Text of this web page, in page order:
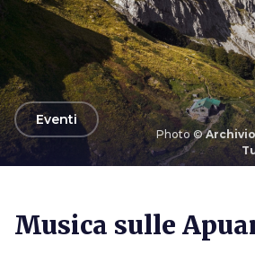
Photo ©
arrow_backEventi
Musica sulle